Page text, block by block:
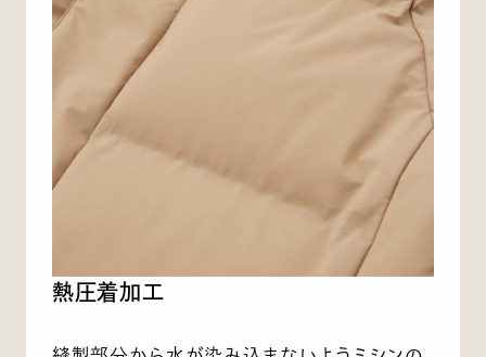
熱圧着加工